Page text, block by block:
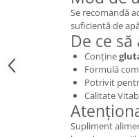
Se recomandă
suficientă de
De ce
Conține
Formulă
Potrivit
Calitate
Supliment